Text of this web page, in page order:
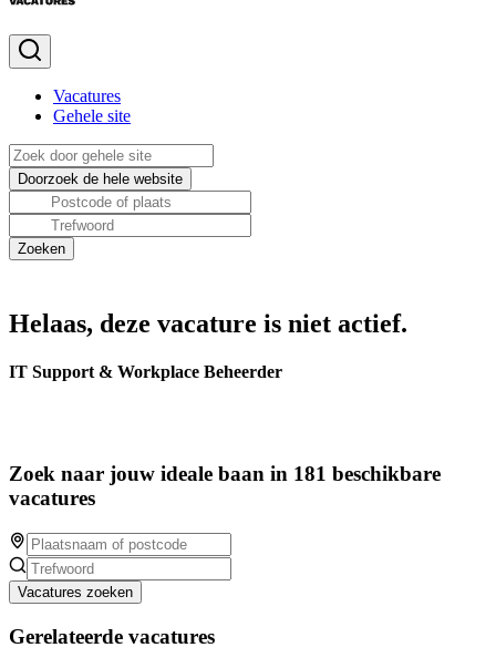
Vacatures
Gehele site
Helaas, deze vacature is niet actief.
IT Support & Workplace Beheerder
Zoek naar jouw ideale baan in 181 beschikbare
vacatures
Vacatures zoeken
Gerelateerde vacatures